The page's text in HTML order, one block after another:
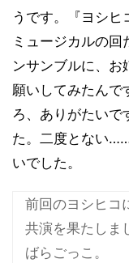
うです。『ヨシヒ
ミュージカルの
ンサンブルに、お
願いしてみたんで
ろ、ありがたいで
た。二度とない
いでした。
前回のヨシヒコ
共演を果たしま
ばらごっこ。